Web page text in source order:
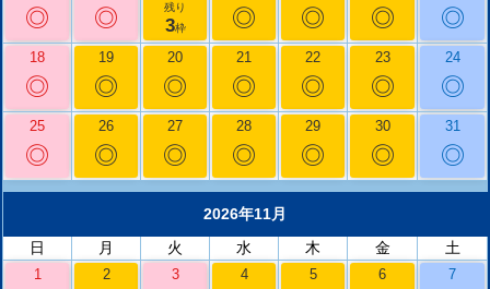
◎ ◎ 残り
3枠 ◎ ◎ ◎ ◎
18
◎
19
◎
20
◎
21
◎
22
◎
23
◎
24
◎
25
◎
26
◎
27
◎
28
◎
29
◎
30
◎
31
◎
2026年11月
日
月 火 水 木 金 土
1 2 3 4 5 6 7